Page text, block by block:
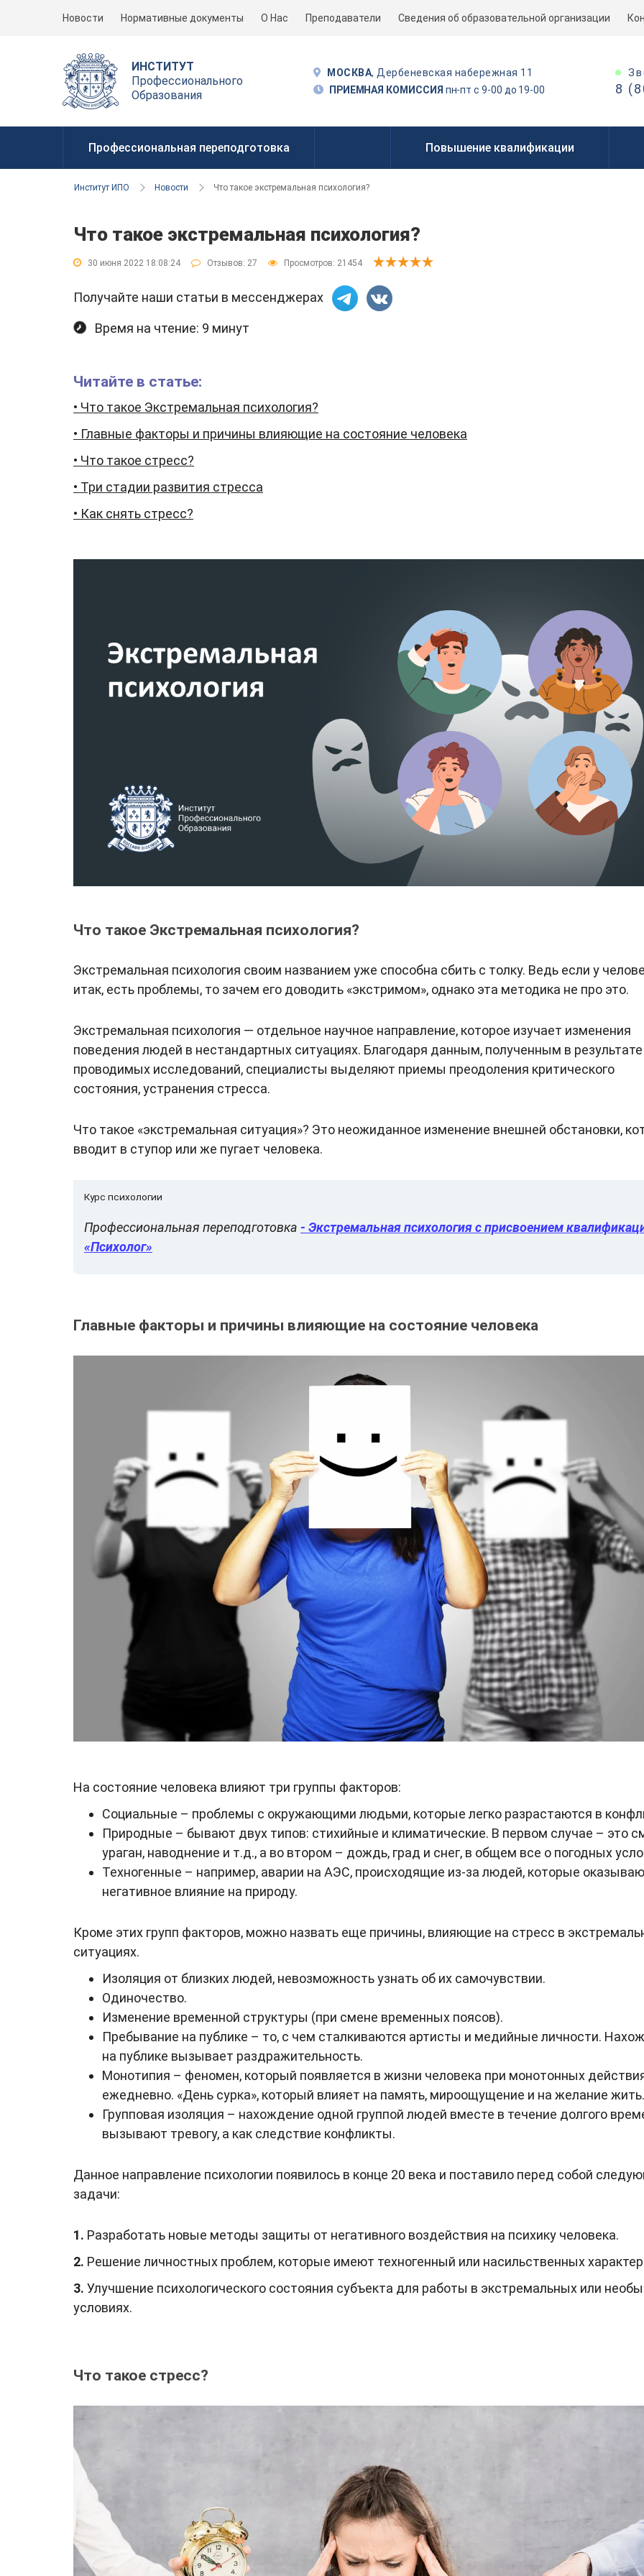
Новости Нормативные документы О Нас Преподаватели Сведения об образовательной организации
ИНСТИТУТ
Профессионального
Образования
МОСКВА, Дербеневская набережная 11
ПРИЕМНАЯ КОМИССИЯ пн-пт с 9-00 до 19-00 8
Профессиональная переподготовка Повышение квалификации
Институт ИПО Новости Что такое экстремальная психология?
Что такое экстремальная психология?
30 июня 2022 18:08:24 Отзывов: 27 Просмотров: 21454
Получайте наши статьи в мессенджерах
Время на чтение: 9 минут
Читайте в статье:
• Что такое Экстремальная психология?
• Главные факторы и причины влияющие на состояние человека
• Что такое стресс?
• Три стадии развития стресса
• Как снять стресс?
Что такое Экстремальная психология?
Экстремальная психология своим названием уже способна сбить с толку. Ведь если у
итак, есть проблемы, то зачем его доводить «экстримом», однако эта методика не про это.
Экстремальная психология — отдельное научное направление, которое изучает изменения
поведения людей в нестандартных ситуациях. Благодаря данным, полученным в результате
проводимых исследований, специалисты выделяют приемы преодоления критического
состояния, устранения стресса.
Что такое «экстремальная ситуация»? Это неожиданное изменение внешней обстановки,
вводит в ступор или же пугает человека.
Курс психологии
Профессиональная переподготовка - Экстремальная психология с присвоением
«Психолог»
Главные факторы и причины влияющие на состояние человека
На состояние человека влияют три группы факторов:
Социальные – проблемы с окружающими людьми, которые легко разрастаются в
Природные – бывают двух типов: стихийные и климатические. В первом случае – это
ураган, наводнение и т.д., а во втором – дождь, град и снег, в общем все о погодных
Техногенные – например, аварии на АЭС, происходящие из-за людей, которые
негативное влияние на природу.
Кроме этих групп факторов, можно назвать еще причины, влияющие на стресс в
ситуациях.
Изоляция от близких людей, невозможность узнать об их самочувствии.
Одиночество.
Изменение временной структуры (при смене временных поясов).
Пребывание на публике – то, с чем сталкиваются артисты и медийные личности.
на публике вызывает раздражительность.
Монотипия – феномен, который появляется в жизни человека при монотонных
ежедневно. «День сурка», который влияет на память, мироощущение и на желание жить.
Групповая изоляция – нахождение одной группой людей вместе в течение долгого
вызывают тревогу, а как следствие конфликты.
Данное направление психологии появилось в конце 20 века и поставило перед собой
задачи:
1. Разработать новые методы защиты от негативного воздействия на психику человека.
2. Решение личностных проблем, которые имеют техногенный или насильственных
3. Улучшение психологического состояния субъекта для работы в экстремальных или
условиях.
Что такое стресс?